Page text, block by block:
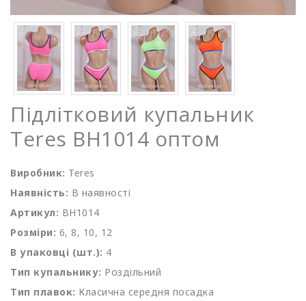
Підлітковий купальник
Teres BH1014 оптом
Виробник: Teres
Наявність: В наявності
Артикул: BH1014
Розміри: 6, 8, 10, 12
В упаковці (шт.): 4
Тип купальнику: Роздільний
Тип плавок: Класична середня посадка